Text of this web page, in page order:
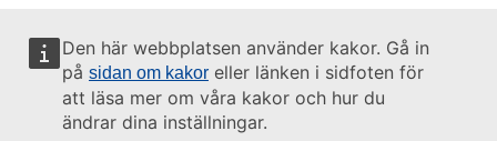
Den här webbplatsen använder kakor. Gå in
på sidan om kakor eller länken i sidfoten för
att läsa mer om våra kakor och hur du
ändrar dina inställningar.